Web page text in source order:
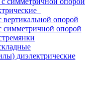
опорой
симметричной опорой
диэлектрические